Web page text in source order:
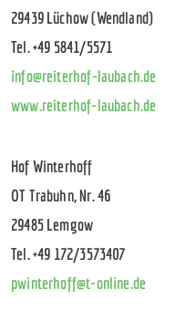
29439 Lüchow (Wendland)
Tel. +49 5841/5571
info@reiterhof-laubach.de
www.reiterhof-laubach.de
Hof Winterhoff
OT Trabuhn, Nr. 46
29485 Lemgow
Tel. +49 172/3573407
pwinterhoff@t-online.de